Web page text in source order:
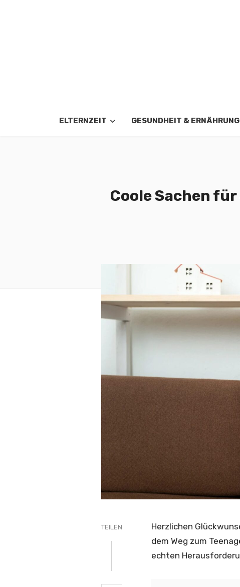
ELTERNZEIT GESUNDHEIT & ERNÄHRUNG
Coole Sachen
TEILEN
Herzlichen
dem Weg zum
echten